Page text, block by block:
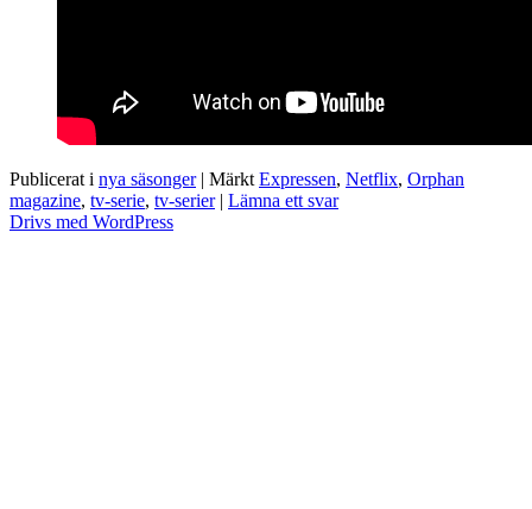
Publicerat i nya säsonger | Märkt Expressen, Netflix, Orphan
magazine, tv-serie, tv-serier | Lämna ett svar
Drivs med WordPress